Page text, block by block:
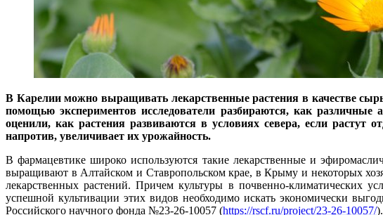
В Карелии можно выращивать лекарственные растения в качестве
помощью экспериментов исследователи разбираются, как различные
оценили, как растения развиваются в условиях севера, если
напротив, увеличивает их урожайность.
В фармацевтике широко используются такие лекарственные и
выращивают в Алтайском и Ставропольском крае, в Крыму и некоторых
лекарственных растений. Причем культуры в почвенно-климатических
успешной культивации этих видов необходимо искать экономически
Российского научного фонда №23-26-10057 (https://rscf.ru/project/23-26-10057/).